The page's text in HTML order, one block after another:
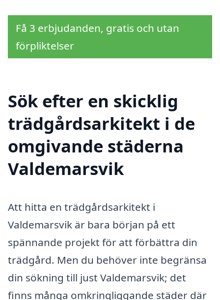
Få 3 erbjudanden, gratis och utan
förpliktelser
Sök efter en skicklig
trädgårdsarkitekt i de
omgivande städerna
Valdemarsvik
Att hitta en trädgårdsarkitekt i
Valdemarsvik är bara början på ett
spännande projekt för att förbättra din
trädgård. Men du behöver inte begränsa
din sökning till just Valdemarsvik; det
finns många omkringliggande städer där